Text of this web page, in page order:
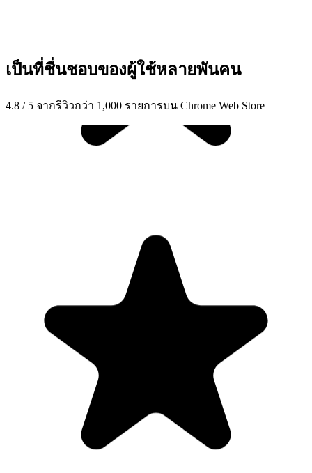
เป็นที่ชื่นชอบของผู้ใช้หลายพันคน
4.8 / 5 จากรีวิวกว่า 1,000 รายการบน Chrome Web Store
"Seriously, makes my tasks easier to share with the team, and the
free version is quite nice for our little office. Eventually, we will
expand, and this is definitely a great tool to do that! Syncs with my
Workspace and Calendar."